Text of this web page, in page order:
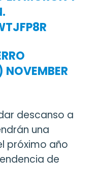
NOVEMBER
descanso a
una
próximo año
de